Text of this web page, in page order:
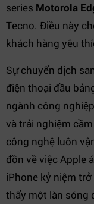
series Motorola
Tecno. Điều này
khách hàng yêu
Sự chuyển dịch
điện thoại đầu
ngành công
và trải nghiệm
công nghệ luôn
đồn về việc Apple
iPhone kỷ niệm
thấy một làn sóng